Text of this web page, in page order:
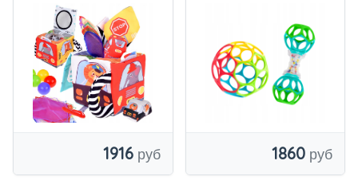
Vehicles ZA5587
1916
Bright Starts.
1860